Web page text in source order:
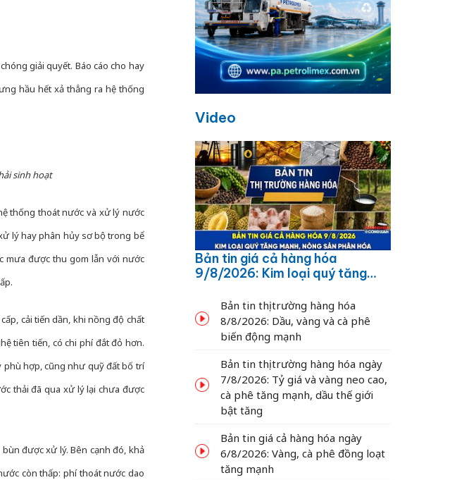
giải quyết. Báo cáo cho hay
hầu hết xả thẳng ra hệ thống
sinh hoạt
thống thoát nước và xử lý nước
lý hay phân hủy sơ bộ trong bể
mưa được thu gom lẫn với nước
cải tiến dần, khi nồng độ chất
tiên tiến, có chi phí đắt đỏ hơn.
phù hợp, cũng như quỹ đất bố trí
thải đã qua xử lý lại chưa được
được xử lý. Bên cạnh đó, khả
còn thấp: phí thoát nước dao
Video
Bản tin giá cả hàng hóa
9/8/2026: Kim loại quý tăng
Bản tin thị trường hàng hóa
8/8/2026: Dầu, vàng và cà phê
biến động mạnh
Bản tin thị trường hàng hóa ngày
7/8/2026: Tỷ giá và vàng neo cao,
cà phê tăng mạnh, dầu thế giới
bật tăng
Bản tin giá cả hàng hóa ngày
6/8/2026: Vàng, cà phê đồng loạt
tăng mạnh